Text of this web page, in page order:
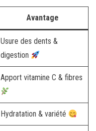
Avantage
Usure des dents &
digestion
Apport vitamine C & fibres
Hydratation & variété